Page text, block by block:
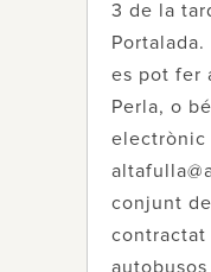
3 de la
es pot fer
Perla, o
electrònic
conjunt
contractat
autobusos